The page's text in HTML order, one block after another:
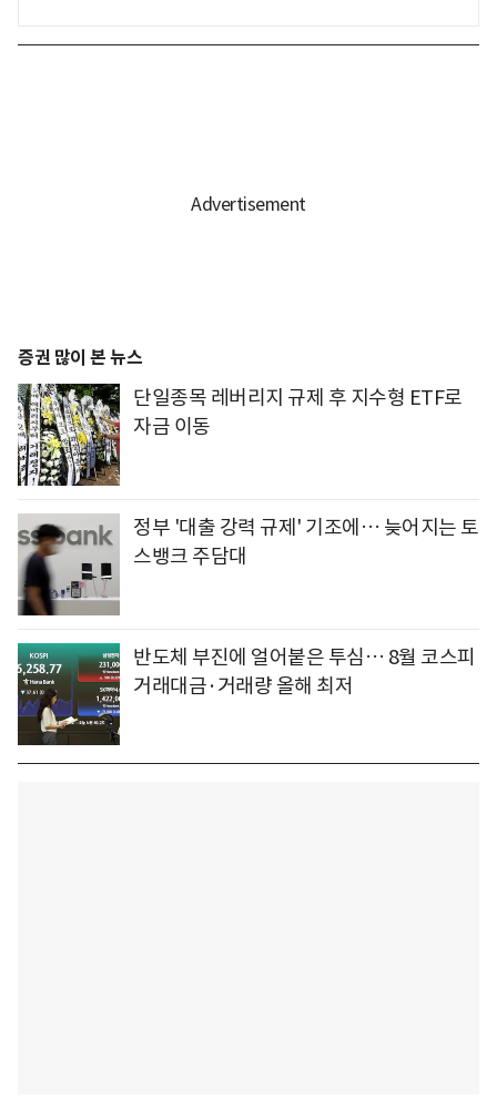
증권 많이 본 뉴스
단일종목 레버리지 규제 후 지수형 ETF로
자금 이동
정부 '대출 강력 규제' 기조에… 늦어지는 토
스뱅크 주담대
반도체 부진에 얼어붙은 투심… 8월 코스피
거래대금·거래량 올해 최저